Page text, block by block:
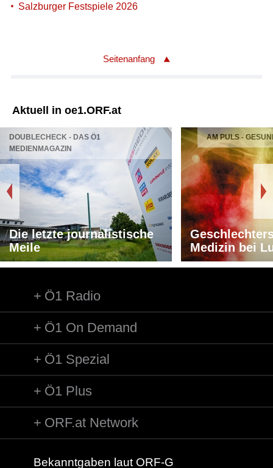
Salzburger Festspiele 2026
Seitenanfang
Aktuell in oe1.ORF.at
DOUBLECHECK - DAS Ö1
MEDIENMAGAZIN
Die letzte journalistische
Meile
AM PULS -
Medizin bei
Ö1 Radio
Ö1 On Demand
Ö1 Spezial
Ö1 Plus
ORF.at Network
Bekanntgaben laut ORF-G